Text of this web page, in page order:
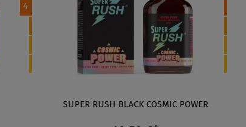
4
SUPER RUSH BLACK COSMIC POWER